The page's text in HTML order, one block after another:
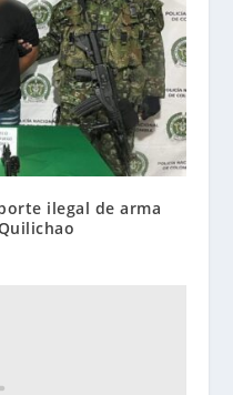
ilegal de arma